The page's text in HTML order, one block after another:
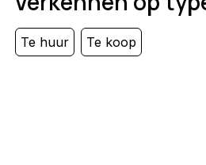
Te huur Te koop